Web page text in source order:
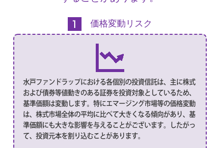
価格変動リスク
水戸ファンドラップにおける各個別の投資信託は、主に株式
および債券等値動きのある証券を投資対象としているため、
基準価額は変動します。特にエマージング市場等の価格変動
は、株式市場全体の平均に比べて大きくなる傾向があり、基
準価額にも大きな影響を与えることがございます。したがっ
て、投資元本を割り込むことがあります。